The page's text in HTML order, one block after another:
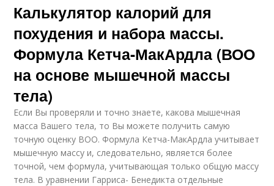
Калькулятор калорий для
похудения и набора массы.
Формула Кетча-МакАрдла (ВОО
на основе мышечной массы
тела)
Если Вы проверяли и точно знаете, какова мышечная
масса Вашего тела, то Вы можете получить самую
точную оценку ВОО. Формула Кетча-МакАрдла учитывает
мышечную массу и, следовательно, является более
точной, чем формула, учитывающая только общую массу
тела. В уравнении Гарриса- Бенедикта отдельные